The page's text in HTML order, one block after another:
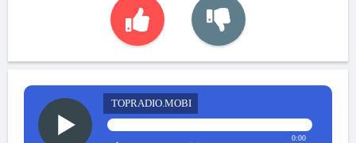
TOPRADIO.MOBI
0:00